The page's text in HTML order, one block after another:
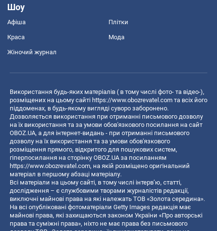
Шоу
Афіша Плітки
Краса Мода
Жіночий журнал
Використання будь-яких матеріалів ( в тому числі фото- та відео-),
розміщених на цьому сайті https://www.obozrevatel.com та всіх його
піддоменах, в будь-якому вигляді суворо заборонено.
Дозволяється використання при отриманні письмового дозволу
на їх використання та за умови обов'язкового посилання на сайт
OBOZ.UA, а для інтернет-видань - при отриманні письмового
дозволу на їх використання та за умови обов'язкового
розміщення прямого, відкритого для пошукових систем,
гіперпосилання на сторінку OBOZ.UA за посиланням
https://www.obozrevatel.com, на якій розміщено оригінальний
матеріал в першому абзаці матеріалу.
Всі матеріали на цьому сайті, в тому числі інтерв’ю, статті,
дослідження – є службовими творами журналістів редакції,
виключні майнові права на які належать ТОВ «Золота середина».
На всі опубліковані фотоматеріали Getty Images редакція має
майнові права, які захищаються законом України «Про авторські
права та суміжні права», ніхто не має права без письмового